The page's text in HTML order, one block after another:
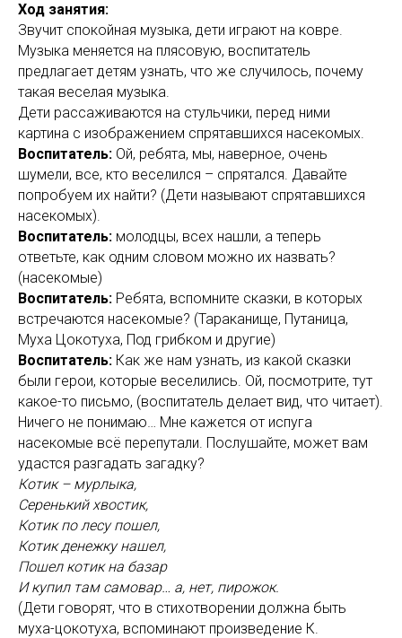
Ход занятия:
Звучит спокойная музыка, дети играют на ковре.
Музыка меняется на плясовую, воспитатель
предлагает детям узнать, что же случилось, почему
такая веселая музыка.
Дети рассаживаются на стульчики, перед ними
картина с изображением спрятавшихся насекомых.
Воспитатель: Ой, ребята, мы, наверное, очень
шумели, все, кто веселился – спрятался. Давайте
попробуем их найти? (Дети называют спрятавшихся
насекомых).
Воспитатель: молодцы, всех нашли, а теперь
ответьте, как одним словом можно их назвать?
(насекомые)
Воспитатель: Ребята, вспомните сказки, в которых
встречаются насекомые? (Тараканище, Путаница,
Муха Цокотуха, Под грибком и другие)
Воспитатель: Как же нам узнать, из какой сказки
были герои, которые веселились. Ой, посмотрите, тут
какое-то письмо, (воспитатель делает вид, что читает).
Ничего не понимаю… Мне кажется от испуга
насекомые всё перепутали. Послушайте, может вам
удастся разгадать загадку?
Котик – мурлыка,
Серенький хвостик,
Котик по лесу пошел,
Котик денежку нашел,
Пошел котик на базар
И купил там самовар… а, нет, пирожок.
(Дети говорят, что в стихотворении должна быть
муха-цокотуха, вспоминают произведение К.